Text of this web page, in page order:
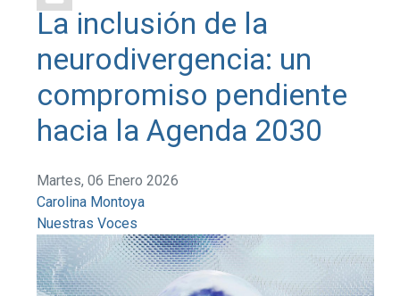
La inclusión de la
neurodivergencia: un
compromiso pendiente
hacia la Agenda 2030
Martes, 06 Enero 2026
Carolina Montoya
Nuestras Voces